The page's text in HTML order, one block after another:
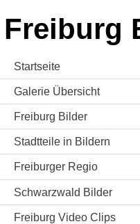
Freiburg
Startseite
Galerie Übersicht
Freiburg Bilder
Stadtteile in Bildern
Freiburger Regio
Schwarzwald Bilder
Freiburg Video Clips